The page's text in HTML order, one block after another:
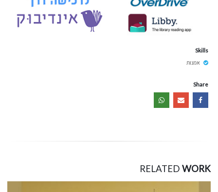
Skills
אמנות
Share
RELATED WORK